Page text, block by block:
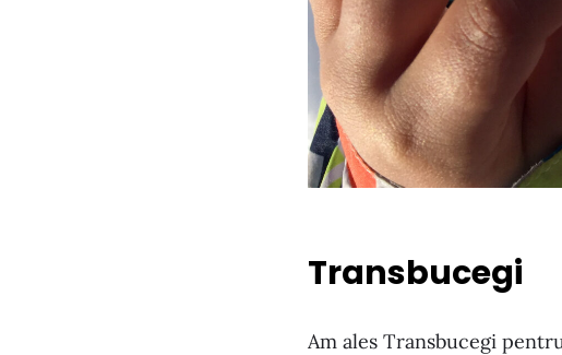
Transbucegi
Am ales Transbucegi